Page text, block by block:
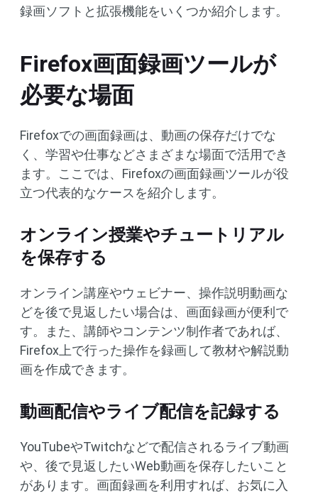
録画ソフトと拡張機能をいくつか紹介します。
Firefox画面録画ツールが
必要な場面
Firefoxでの画面録画は、動画の保存だけでな
く、学習や仕事などさまざまな場面で活用でき
ます。ここでは、Firefoxの画面録画ツールが役
立つ代表的なケースを紹介します。
オンライン授業やチュートリアル
を保存する
オンライン講座やウェビナー、操作説明動画な
どを後で見返したい場合は、画面録画が便利で
す。また、講師やコンテンツ制作者であれば、
Firefox上で行った操作を録画して教材や解説動
画を作成できます。
動画配信やライブ配信を記録する
YouTubeやTwitchなどで配信されるライブ動画
や、後で見返したいWeb動画を保存したいこと
があります。画面録画を利用すれば、お気に入